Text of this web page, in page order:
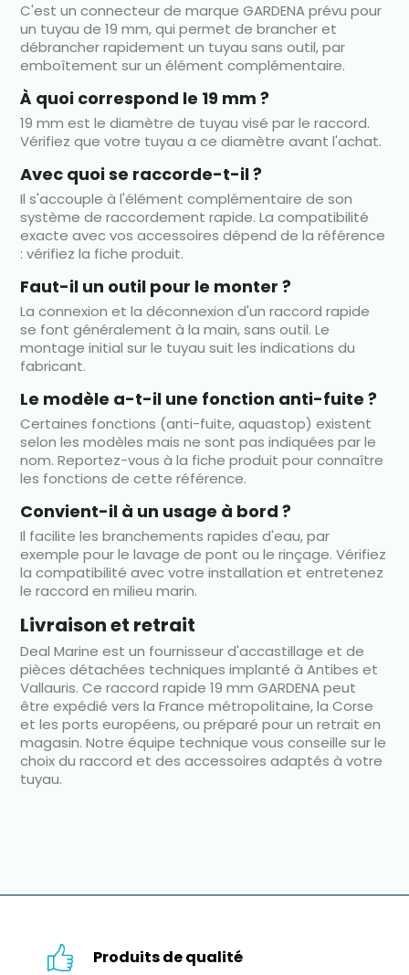
C'est un connecteur de marque GARDENA prévu pour
un tuyau de 19 mm, qui permet de brancher et
débrancher rapidement un tuyau sans outil, par
emboîtement sur un élément complémentaire.
À quoi correspond le 19 mm ?
19 mm est le diamètre de tuyau visé par le raccord.
Vérifiez que votre tuyau a ce diamètre avant l'achat.
Avec quoi se raccorde-t-il ?
Il s'accouple à l'élément complémentaire de son
système de raccordement rapide. La compatibilité
exacte avec vos accessoires dépend de la référence
: vérifiez la fiche produit.
Faut-il un outil pour le monter ?
La connexion et la déconnexion d'un raccord rapide
se font généralement à la main, sans outil. Le
montage initial sur le tuyau suit les indications du
fabricant.
Le modèle a-t-il une fonction anti-fuite ?
Certaines fonctions (anti-fuite, aquastop) existent
selon les modèles mais ne sont pas indiquées par le
nom. Reportez-vous à la fiche produit pour connaître
les fonctions de cette référence.
Convient-il à un usage à bord ?
Il facilite les branchements rapides d'eau, par
exemple pour le lavage de pont ou le rinçage. Vérifiez
la compatibilité avec votre installation et entretenez
le raccord en milieu marin.
Livraison et retrait
Deal Marine est un fournisseur d'accastillage et de
pièces détachées techniques implanté à Antibes et
Vallauris. Ce raccord rapide 19 mm GARDENA peut
être expédié vers la France métropolitaine, la Corse
et les ports européens, ou préparé pour un retrait en
magasin. Notre équipe technique vous conseille sur le
choix du raccord et des accessoires adaptés à votre
tuyau.
Produits de qualité